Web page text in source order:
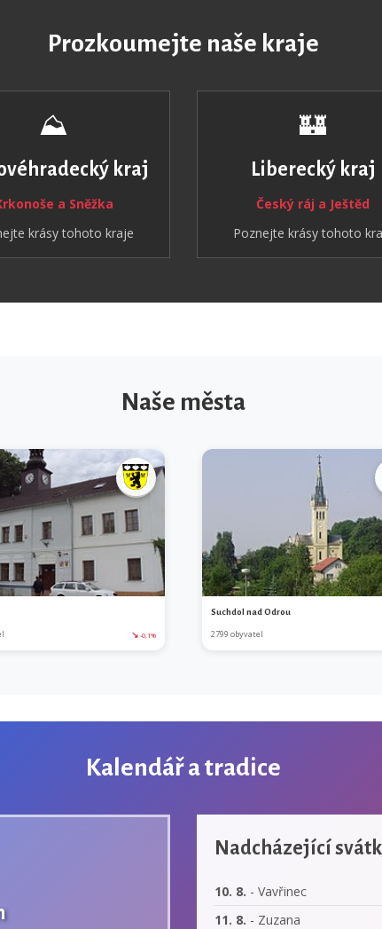
Prozkoumejte naše kraje
⛰️
kraj
a Sněžka
krásy tohoto kraje
🏰
Liberecký kraj
Český ráj a Ještěd
Poznejte krásy tohoto
Naše města
↘ -0,1%
Suchdol nad Odrou
2799 obyvatel
Kalendář a tradice
Nadcházející
10. 8. - Vavřinec
11. 8. - Zuzana